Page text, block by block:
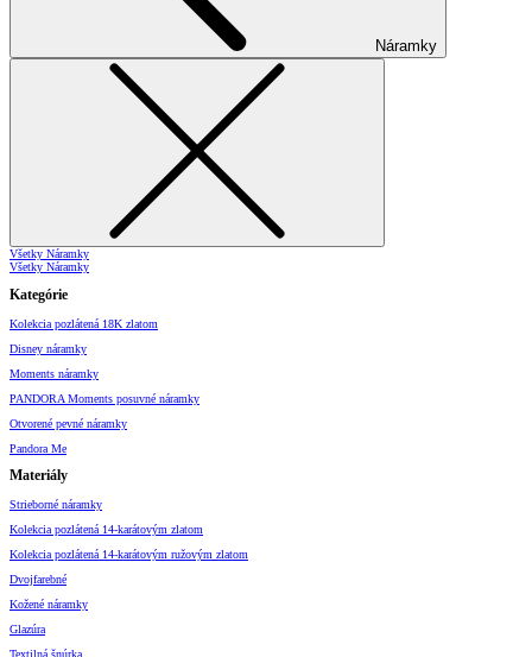
Náramky
Všetky Náramky
Všetky Náramky
Kategórie
Kolekcia pozlátená 18K zlatom
Disney náramky
Moments náramky
PANDORA Moments posuvné náramky
Otvorené pevné náramky
Pandora Me
Materiály
Strieborné náramky
Kolekcia pozlátená 14-karátovým zlatom
Kolekcia pozlátená 14-karátovým ružovým zlatom
Dvojfarebné
Kožené náramky
Glazúra
Textilná šnúrka